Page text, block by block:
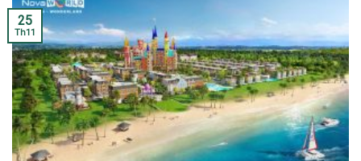
25
Th11